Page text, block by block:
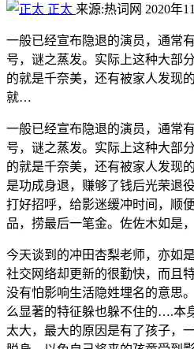
正太 来源:热词网 2020年
一般已经宣布隐退的演员，通常
号，谜之蒸发。实际上这种大部
的就是千奈美，还有被家人发现
就…
一般已经宣布隐退的演员，通常
号，谜之蒸发。实际上这种大部
的就是千奈美，还有被家人发现
是功成身退，赚够了钱后光荣退
打好招呼，给影迷缓冲时间，顺
品，捞最后一笔金。佐佐木如是
今天谈到的冲田杏梨老师，亦如
社交网络却更新的很勤快，而且
没有怕影响生活隐姓埋名的意思
么显著的特征躲也躲不住的….本
太大，最大的原因是有了孩子，